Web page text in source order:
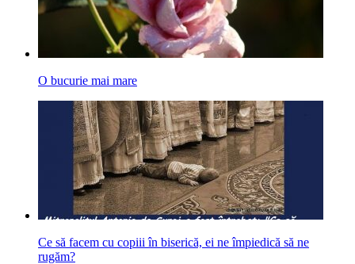
O bucurie mai mare
Ce să facem cu copiii în biserică, ei ne împiedică să ne
rugăm?